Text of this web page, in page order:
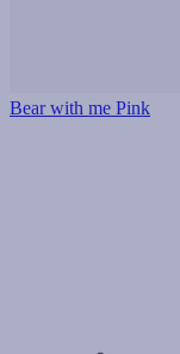
Bear with me Pink